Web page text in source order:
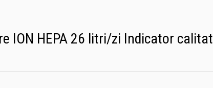
ION HEPA 26 litri/zi Indicator